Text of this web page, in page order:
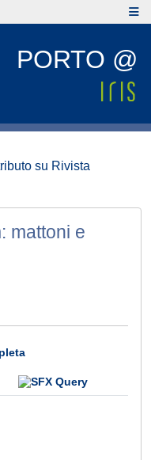
PORTO @
su Rivista
mattoni e